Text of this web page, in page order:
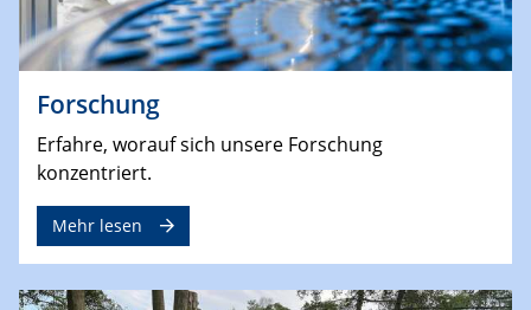
Forschung
Erfahre, worauf sich unsere Forschung
konzentriert.
Mehr lesen